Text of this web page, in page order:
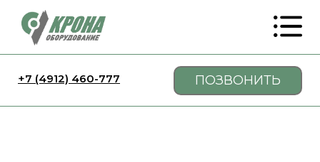
+7 (4912) 460-777 ПОЗВОНИТЬ